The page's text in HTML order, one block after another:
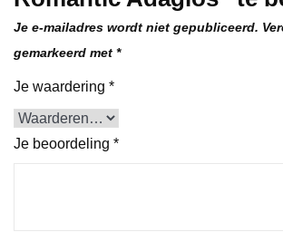
Je e-mailadres wordt niet gepubliceerd.
gemarkeerd met *
Je waardering *
Je beoordeling *